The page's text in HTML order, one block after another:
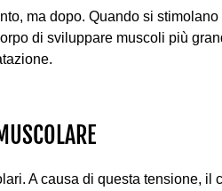
ma dopo. Quando si
di sviluppare muscoli più
A causa di questa tensione, il